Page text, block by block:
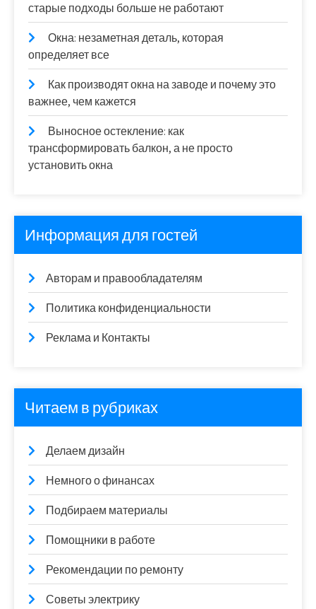
старые подходы больше не работают
Окна: незаметная деталь, которая
определяет все
Как производят окна на заводе и почему это
важнее, чем кажется
Выносное остекление: как
трансформировать балкон, а не просто
установить окна
Информация для гостей
Авторам и правообладателям
Политика конфиденциальности
Реклама и Контакты
Читаем в рубриках
Делаем дизайн
Немного о финансах
Подбираем материалы
Помощники в работе
Рекомендации по ремонту
Советы электрику